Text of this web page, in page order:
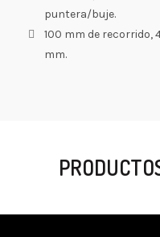
puntera/buje.
100 mm de recorrido,
mm.